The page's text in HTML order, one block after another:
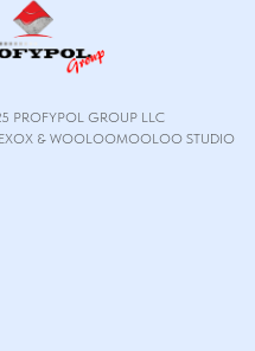
PROFYPOL GROUP LLC
& WOOLOOMOOLOO STUDIO